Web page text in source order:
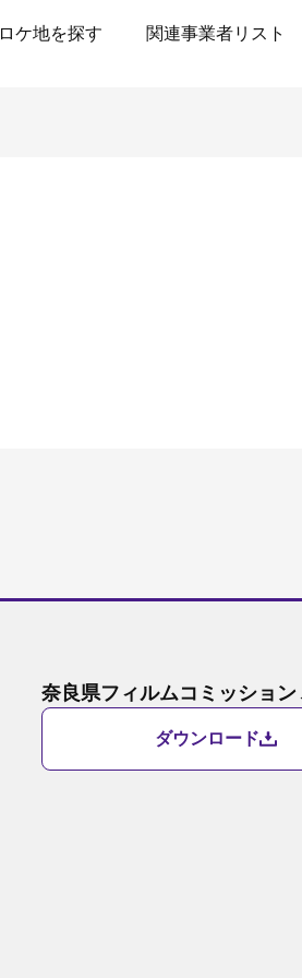
ロケ地を探す 関連事業者リスト
奈良県フィルムコミッション
ダウンロード